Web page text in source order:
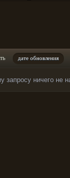
дате обновления
запросу ничего не